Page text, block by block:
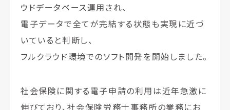
ウドデータベース運用され、
電子データで全てが完結する状態も実現に近づ
いていると判断し、
フルクラウド環境でのソフト開発を開始しました。
社会保険に関する電子申請の利用は近年急激に
伸びており、社会保険労務士事務所の業務にお